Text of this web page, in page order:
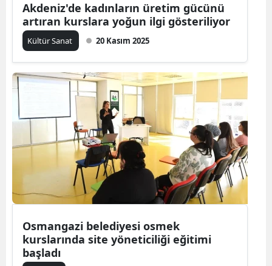
Akdeniz'de kadınların üretim gücünü
artıran kurslara yoğun ilgi gösteriliyor
Kültür Sanat 20 Kasım 2025
Osmangazi belediyesi osmek
kurslarında site yöneticiliği eğitimi
başladı